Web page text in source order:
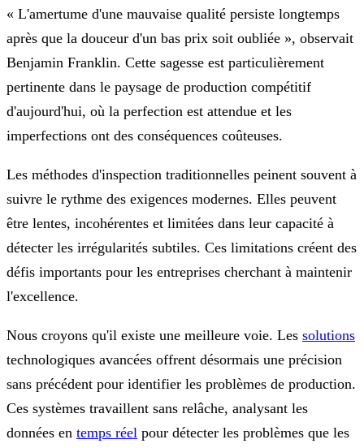
« L'amertume d'une mauvaise qualité persiste longtemps
après que la douceur d'un bas prix soit oubliée », observait
Benjamin Franklin. Cette sagesse est particulièrement
pertinente dans le paysage de production compétitif
d'aujourd'hui, où la perfection est attendue et les
imperfections ont des conséquences coûteuses.
Les méthodes d'inspection traditionnelles peinent souvent à
suivre le rythme des exigences modernes. Elles peuvent
être lentes, incohérentes et limitées dans leur capacité à
détecter les irrégularités subtiles. Ces limitations créent des
défis importants pour les entreprises cherchant à maintenir
l'excellence.
Nous croyons qu'il existe une meilleure voie. Les solutions
technologiques avancées offrent désormais une précision
sans précédent pour identifier les problèmes de production.
Ces systèmes travaillent sans relâche, analysant les
données en temps réel pour détecter les problèmes que les